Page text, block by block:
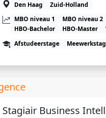
Den Haag
Zuid-Holland
MBO niveau 1
MBO niveau 2
HBO-Bachelor
HBO-Master
Afstudeerstage
Stagiair Business